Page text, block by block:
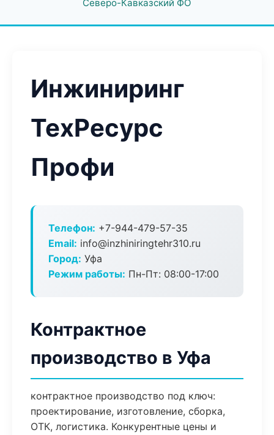
Северо-Кавказский ФО
Инжиниринг
ТехРесурс
Профи
Телефон: +7-944-479-57-35
Email: info@inzhiniringtehr310.ru
Город: Уфа
Режим работы: Пн-Пт: 08:00-17:00
Контрактное
производство в Уфа
контрактное производство под ключ:
проектирование, изготовление, сборка,
ОТК, логистика. Конкурентные цены и